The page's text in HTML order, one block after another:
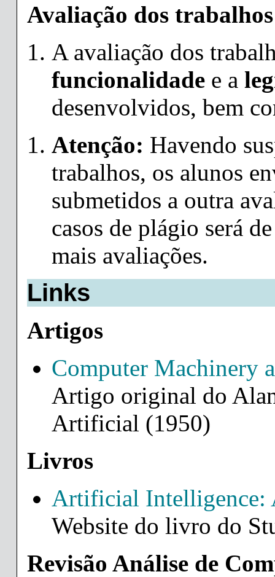
Avaliação dos trabalhos
A avaliação dos
funcionalidade e a
desenvolvidos, bem
Atenção: Havendo
trabalhos, os alunos
submetidos a outra
casos de plágio será
mais avaliações.
Links
Artigos
Computer Machinery
Artigo original do
Artificial (1950)
Livros
Artificial Intelligence:
Website do livro do
Revisão Análise de